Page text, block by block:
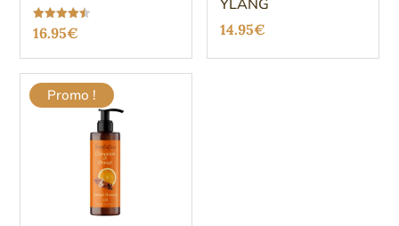
Note
4.47
16.95€
YLANG
14.95€
Promo !